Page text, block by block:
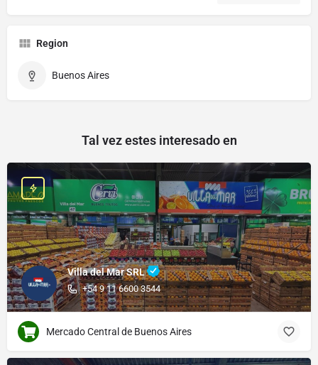
Region
Buenos Aires
Tal vez estes interesado en
Villa del Mar SRL
+54 9 11 6600 3544
Mercado Central de Buenos Aires